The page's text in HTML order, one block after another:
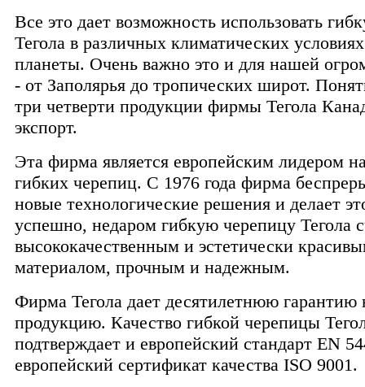
Все это дает возможность использовать
Тегола в различных климатических
планеты. Очень важно это и для нашей
- от Заполярья до тропических широт.
три четверти продукции фирмы Тегола
экспорт.
Эта фирма является европейским лидером
гибких черепиц. С 1976 года фирма
новые технологические решения и делает
успешно, недаром гибкую черепицу Тегола
высококачественным и эстетически
материалом, прочным и надежным.
Фирма Тегола дает десятилетнюю
продукцию. Качество гибкой черепицы
подтверждает и европейский стандарт EN
европейский сертификат качества ISO 9001.